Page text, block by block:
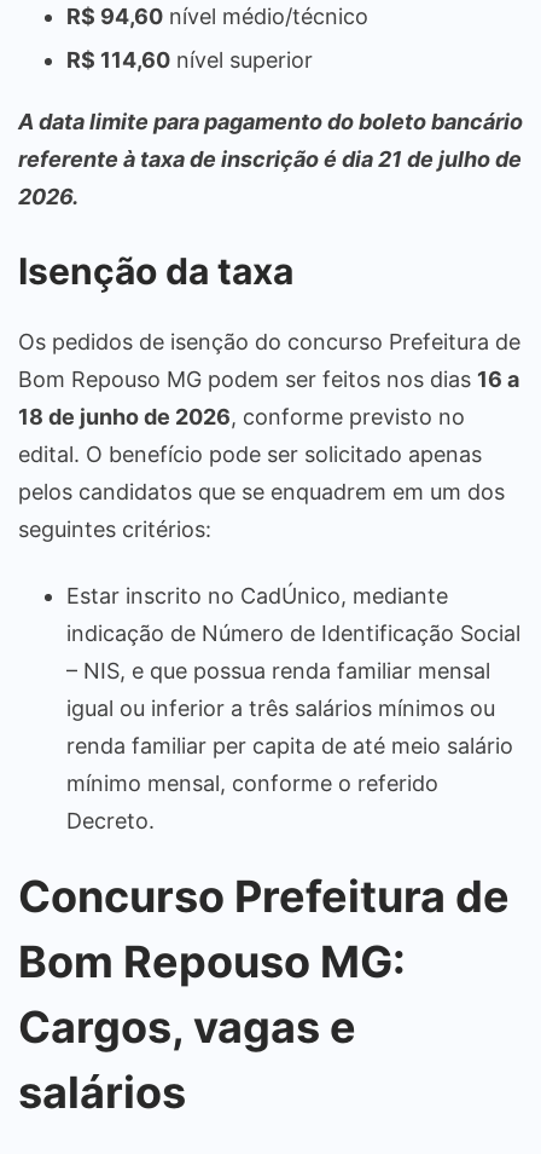
R$ 94,60 nível médio/técnico
R$ 114,60 nível superior
A data limite para pagamento do boleto bancário
referente à taxa de inscrição é dia 21 de julho de
2026.
Isenção da taxa
Os pedidos de isenção do concurso Prefeitura de
Bom Repouso MG podem ser feitos nos dias 16 a
18 de junho de 2026, conforme previsto no
edital. O benefício pode ser solicitado apenas
pelos candidatos que se enquadrem em um dos
seguintes critérios:
Estar inscrito no CadÚnico, mediante
indicação de Número de Identificação Social
– NIS, e que possua renda familiar mensal
igual ou inferior a três salários mínimos ou
renda familiar per capita de até meio salário
mínimo mensal, conforme o referido
Decreto.
Concurso Prefeitura de
Bom Repouso MG:
Cargos, vagas e
salários